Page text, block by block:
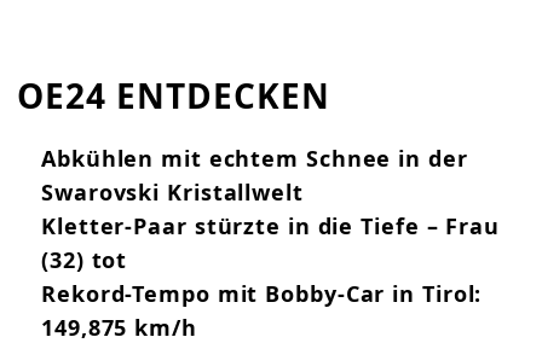
OE24 ENTDECKEN
Abkühlen mit echtem Schnee in der
Swarovski Kristallwelt
Kletter-Paar stürzte in die Tiefe – Frau
(32) tot
Rekord-Tempo mit Bobby-Car in Tirol:
149,875 km/h